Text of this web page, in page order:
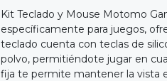
Kit Teclado y Mouse Motomo
específicamente para juegos,
teclado cuenta con teclas de
polvo, permitiéndote jugar en
fija te permite mantener la vista